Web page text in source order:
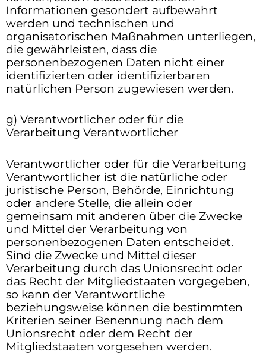
Informationen gesondert aufbewahrt
werden und technischen und
organisatorischen Maßnahmen unterliegen,
die gewährleisten, dass die
personenbezogenen Daten nicht einer
identifizierten oder identifizierbaren
natürlichen Person zugewiesen werden.
g) Verantwortlicher oder für die
Verarbeitung Verantwortlicher
Verantwortlicher oder für die Verarbeitung
Verantwortlicher ist die natürliche oder
juristische Person, Behörde, Einrichtung
oder andere Stelle, die allein oder
gemeinsam mit anderen über die Zwecke
und Mittel der Verarbeitung von
personenbezogenen Daten entscheidet.
Sind die Zwecke und Mittel dieser
Verarbeitung durch das Unionsrecht oder
das Recht der Mitgliedstaaten vorgegeben,
so kann der Verantwortliche
beziehungsweise können die bestimmten
Kriterien seiner Benennung nach dem
Unionsrecht oder dem Recht der
Mitgliedstaaten vorgesehen werden.